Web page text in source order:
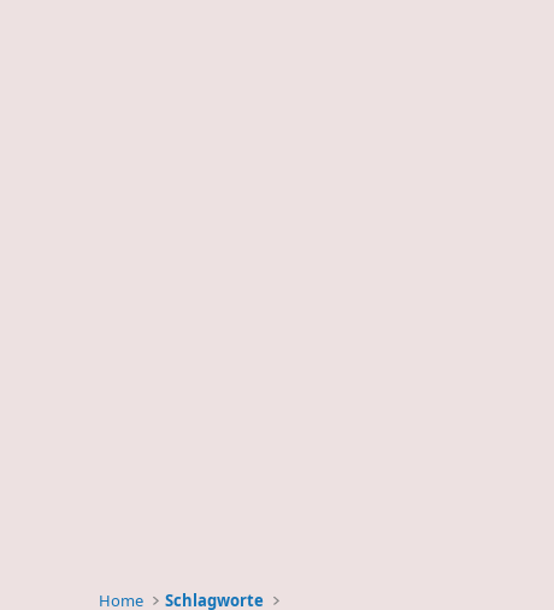
Home Schlagworte